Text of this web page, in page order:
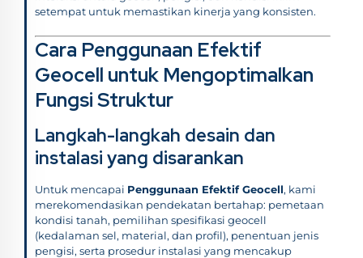
setempat untuk memastikan kinerja yang konsisten.
Cara Penggunaan Efektif
Geocell untuk Mengoptimalkan
Fungsi Struktur
Langkah-langkah desain dan
instalasi yang disarankan
Untuk mencapai Penggunaan Efektif Geocell, kami
merekomendasikan pendekatan bertahap: pemetaan
kondisi tanah, pemilihan spesifikasi geocell
(kedalaman sel, material, dan profil), penentuan jenis
pengisi, serta prosedur instalasi yang mencakup